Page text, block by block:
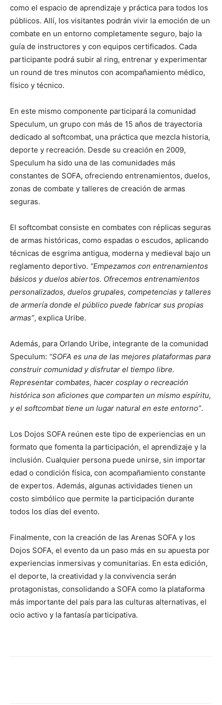
como el espacio de aprendizaje y práctica para todos los
públicos. Allí, los visitantes podrán vivir la emoción de un
combate en un entorno completamente seguro, bajo la
guía de instructores y con equipos certificados. Cada
participante podrá subir al ring, entrenar y experimentar
un round de tres minutos con acompañamiento médico,
físico y técnico.
En este mismo componente participará la comunidad
Speculum, un grupo con más de 15 años de trayectoria
dedicado al softcombat, una práctica que mezcla historia,
deporte y recreación. Desde su creación en 2009,
Speculum ha sido una de las comunidades más
constantes de SOFA, ofreciendo entrenamientos, duelos,
zonas de combate y talleres de creación de armas
seguras.
El softcombat consiste en combates con réplicas seguras
de armas históricas, como espadas o escudos, aplicando
técnicas de esgrima antigua, moderna y medieval bajo un
reglamento deportivo. “Empezamos con entrenamientos
básicos y duelos abiertos. Ofrecemos entrenamientos
personalizados, duelos grupales, competencias y talleres
de armería donde el público puede fabricar sus propias
armas”, explica Uribe.
Además, para Orlando Uribe, integrante de la comunidad
Speculum: “SOFA es una de las mejores plataformas para
construir comunidad y disfrutar el tiempo libre.
Representar combates, hacer cosplay o recreación
histórica son aficiones que comparten un mismo espíritu,
y el softcombat tiene un lugar natural en este entorno”.
Los Dojos SOFA reúnen este tipo de experiencias en un
formato que fomenta la participación, el aprendizaje y la
inclusión. Cualquier persona puede unirse, sin importar
edad o condición física, con acompañamiento constante
de expertos. Además, algunas actividades tienen un
costo simbólico que permite la participación durante
todos los días del evento.
Finalmente, con la creación de las Arenas SOFA y los
Dojos SOFA, el evento da un paso más en su apuesta por
experiencias inmersivas y comunitarias. En esta edición,
el deporte, la creatividad y la convivencia serán
protagonistas, consolidando a SOFA como la plataforma
más importante del país para las culturas alternativas, el
ocio activo y la fantasía participativa.